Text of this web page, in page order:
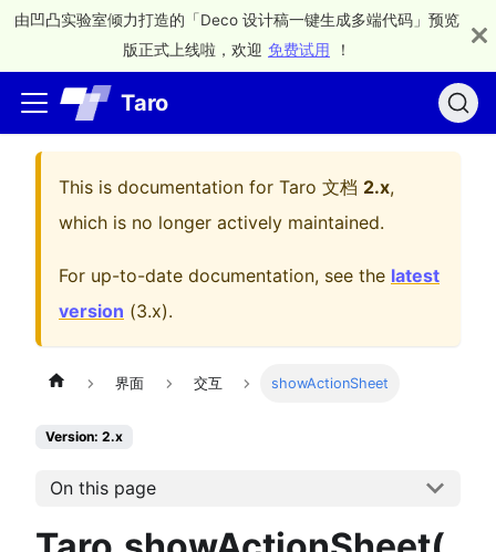
由凹凸实验室倾力打造的「Deco 设计稿一键生成多端代码」预览
版正式上线啦，欢迎 免费试用 ！
Taro
This is documentation for Taro 文档 2.x,
which is no longer actively maintained.
For up-to-date documentation, see the latest
version (3.x).
界面 交互 showActionSheet
Version: 2.x
On this page